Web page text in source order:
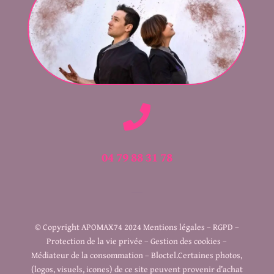

04 79 88 31 78
© Copyright APOMAX74 2024 Mentions légales – RGPD –
Protection de la vie privée – Gestion des cookies –
Médiateur de la consommation – Bloctel.Certaines photos,
(logos, visuels, icones) de ce site peuvent provenir d’achat